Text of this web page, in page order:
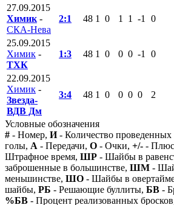
27.09.2015
Химик -
СКА-Нева
2:1 48 1 0 1 1 -1 0
25.09.2015
Химик -
ТХК
1:3 48 1 0 0 0 -1 0
22.09.2015
Химик -
Звезда-
ВДВ Дм
3:4 48 1 0 0 0 0 2
Условные обозначения
# - Номер, И- Количество проведенных
голы, А - Передачи, О - Очки, +/- -
Штрафное время, ШР - Шайбы в
заброшенные в большинстве, ШМ -
меньшинстве, ШО - Шайбы в
шайбы, РБ - Решающие буллиты, БВ -
%БВ - Процент реализованных